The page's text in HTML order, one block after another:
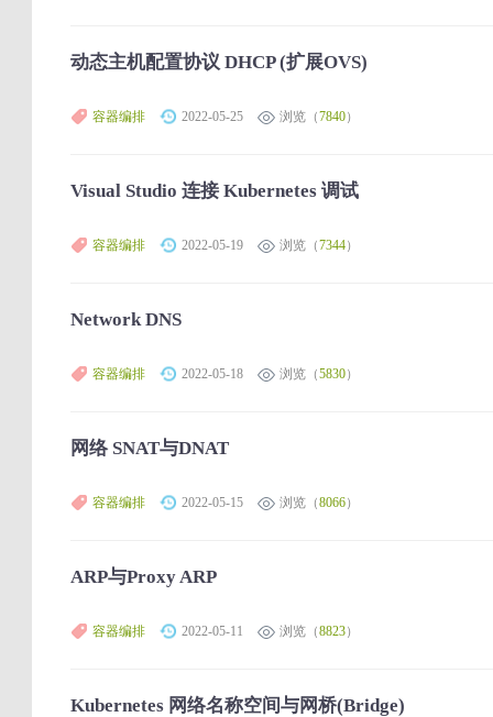
动态主机配置协议 DHCP (扩展OVS)
容器编排 2022-05-25 浏览（7840）
Visual Studio 连接 Kubernetes 调试
容器编排 2022-05-19 浏览（7344）
Network DNS
容器编排 2022-05-18 浏览（5830）
网络 SNAT与DNAT
容器编排 2022-05-15 浏览（8066）
ARP与Proxy ARP
容器编排 2022-05-11 浏览（8823）
Kubernetes 网络名称空间与网桥(Bridge)